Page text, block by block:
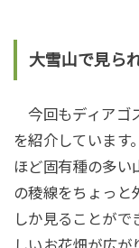
大雪山で見ら
今回もディアゴ
を紹介しています
ほど固有種の多い
の稜線をちょっと
しか見ることが